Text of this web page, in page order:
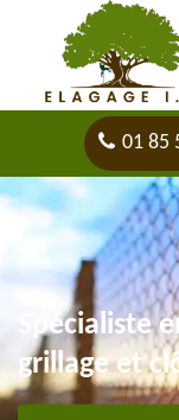
01 85
Spécialiste
grillage et